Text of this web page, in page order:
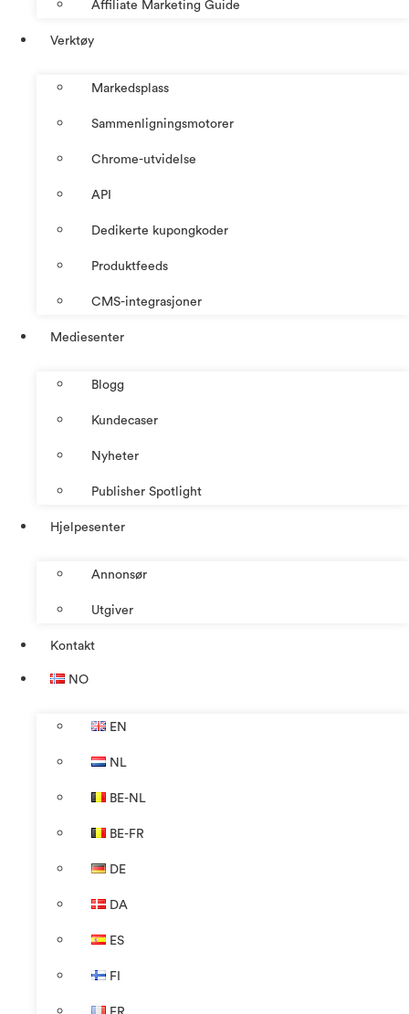
Affiliate Marketing Guide
Verktøy
Markedsplass
Sammenligningsmotorer
Chrome-utvidelse
API
Dedikerte kupongkoder
Produktfeeds
CMS-integrasjoner
Mediesenter
Blogg
Kundecaser
Nyheter
Publisher Spotlight
Hjelpesenter
Annonsør
Utgiver
Kontakt
NO
EN
NL
BE-NL
BE-FR
DE
DA
ES
FI